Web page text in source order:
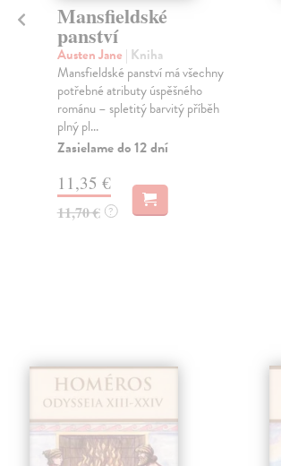
Mansfieldské
panství
Austen Jane | Kniha
Mansfieldské panství má všechny
potřebné atributy úspěšného
románu – spletitý barvitý příběh
plný pl...
Zasielame do 12 dní
11,35 €
11,70 € ?